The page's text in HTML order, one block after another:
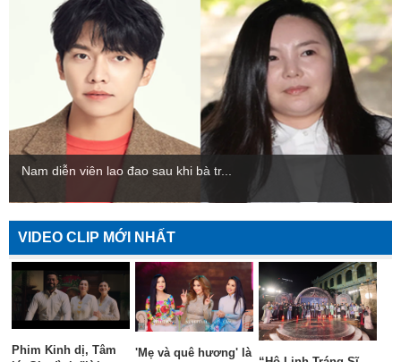
Nam diễn viên lao đao sau khi bà tr...
VIDEO CLIP MỚI NHẤT
Phim Kinh dị, Tâm
'Mẹ và quê hương' là